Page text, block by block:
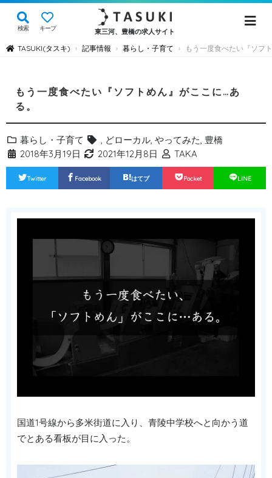
検索 キープ 東三河、豊橋の求人サイト
TASUKI(タスキ) › 記事情報 › 暮らし・子育て › もう一度食べたい『ソフ
もう一度食べたい『ソフトめん』がここに…あ
る。
暮らし・子育て , どローカル, やってみた, 豊橋
2018年3月19日
2021年12月8日 TAKA
Twitter Facebook はてブ Pocket LINE
国道1号線から多米街道に入り、青陵中学校へと向かう道
でとある看板が目に入った。